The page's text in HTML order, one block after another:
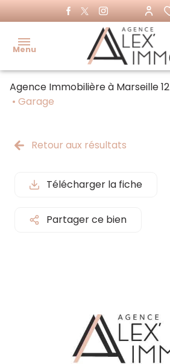
Menu
Accueil
Louer
Immo
pro
immo
immo pro
Estimer
Agence Immobilière à Marseille 12
Garage
Retour aux résultats
Télécharger la fiche
Partager ce bien